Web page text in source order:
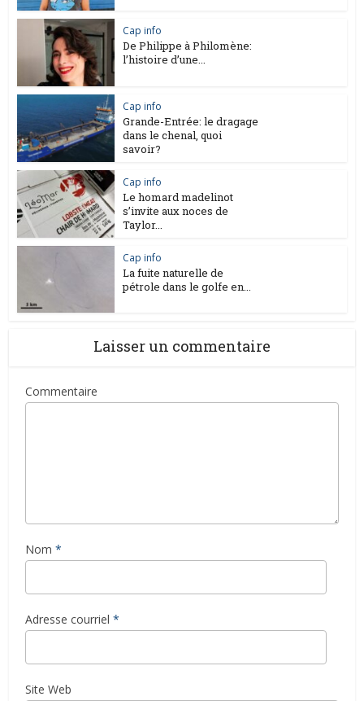
Cap info
De Philippe à Philomène:
l’histoire d’une...
Cap info
Grande-Entrée: le dragage
dans le chenal, quoi
savoir?
Cap info
Le homard madelinot
s’invite aux noces de
Taylor...
Cap info
La fuite naturelle de
pétrole dans le golfe en...
Laisser un commentaire
Commentaire
Nom *
Adresse courriel *
Site Web